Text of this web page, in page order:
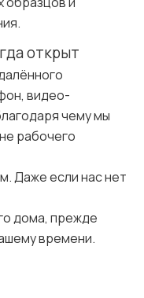
открыт
видео-
чему мы
рабочего
Даже если нас нет
дома, прежде
времени.